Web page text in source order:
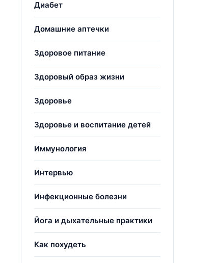
Диабет
Домашние аптечки
Здоровое питание
Здоровый образ жизни
Здоровье
Здоровье и воспитание детей
Иммунология
Интервью
Инфекционные болезни
Йога и дыхательные практики
Как похудеть